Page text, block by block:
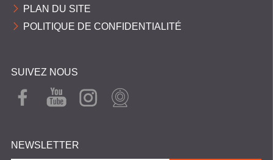
PLAN DU SITE
POLITIQUE DE CONFIDENTIALITÉ
SUIVEZ NOUS
FAC
EBO
YOU
TUB
INST
AGR
WEB
CAM
NEWSLETTER